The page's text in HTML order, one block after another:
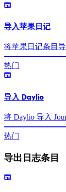
导入苹果日记
将苹果日记条目导
热门
导入 Daylio
将 Daylio 导入
热门
导出日志条目